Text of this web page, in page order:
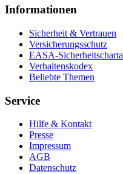
Informationen
Sicherheit & Vertrauen
Versicherungsschutz
EASA-Sicherheitscharta
Verhaltenskodex
Beliebte Themen
Service
Hilfe & Kontakt
Presse
Impressum
AGB
Datenschutz